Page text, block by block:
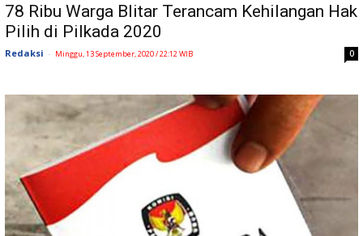
78 Ribu Warga Blitar Terancam Kehilangan Hak
Pilih di Pilkada 2020
Redaksi - Minggu, 13 September, 2020 / 22:12 WIB 0